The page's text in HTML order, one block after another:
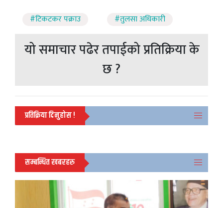
#टिकटकर पक्राउ #तुलसा अधिकारी
यो समाचार पढेर तपाईको प्रतिक्रिया के
छ ?
प्रतिक्रिया दिनुहोस !
सम्बन्धित खबरहरु